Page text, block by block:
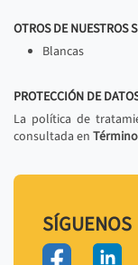
OTROS DE NUESTROS
Blancas
PROTECCIÓN DE
La política de
consultada en
SÍGUENOS